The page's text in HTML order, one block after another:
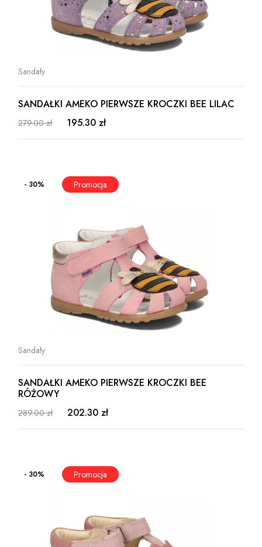
Sandały
SANDAŁKI AMEKO PIERWSZE KROCZKI BEE LILAC
279.00 zł 195.30 zł
- 30%
Sandały
SANDAŁKI AMEKO PIERWSZE KROCZKI BEE
RÓŻOWY
289.00 zł 202.30 zł
- 30%